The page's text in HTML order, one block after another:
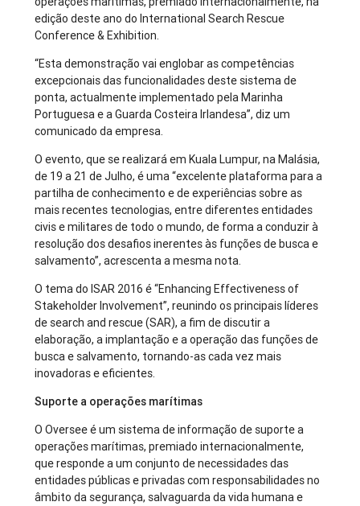
edição deste ano do International Search Rescue
Conference & Exhibition.
“Esta demonstração vai englobar as competências
excepcionais das funcionalidades deste sistema de
ponta, actualmente implementado pela Marinha
Portuguesa e a Guarda Costeira Irlandesa”, diz um
comunicado da empresa.
O evento, que se realizará em Kuala Lumpur, na Malásia,
de 19 a 21 de Julho, é uma “excelente plataforma para a
partilha de conhecimento e de experiências sobre as
mais recentes tecnologias, entre diferentes entidades
civis e militares de todo o mundo, de forma a conduzir à
resolução dos desafios inerentes às funções de busca e
salvamento”, acrescenta a mesma nota.
O tema do ISAR 2016 é “Enhancing Effectiveness of
Stakeholder Involvement”, reunindo os principais líderes
de search and rescue (SAR), a fim de discutir a
elaboração, a implantação e a operação das funções de
busca e salvamento, tornando-as cada vez mais
inovadoras e eficientes.
Suporte a operações marítimas
O Oversee é um sistema de informação de suporte a
operações marítimas, premiado internacionalmente,
que responde a um conjunto de necessidades das
entidades públicas e privadas com responsabilidades no
âmbito da segurança, salvaguarda da vida humana e